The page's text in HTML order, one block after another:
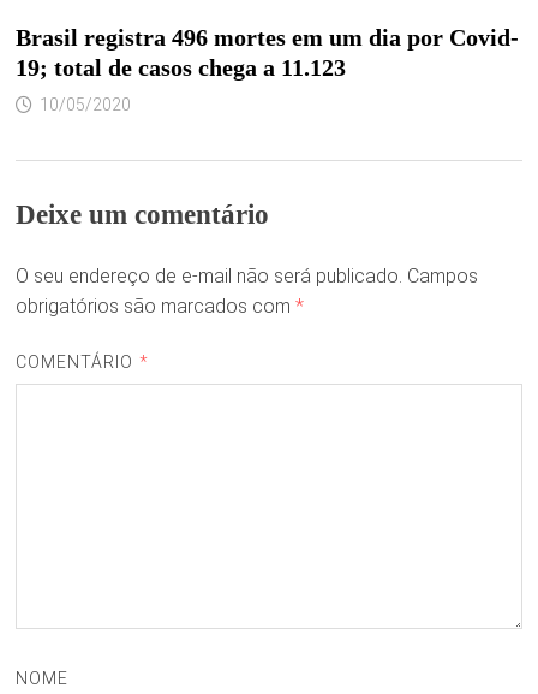
Brasil registra 496 mortes em um dia por Covid-
19; total de casos chega a 11.123
10/05/2020
Deixe um comentário
O seu endereço de e-mail não será publicado. Campos
obrigatórios são marcados com *
COMENTÁRIO *
NOME